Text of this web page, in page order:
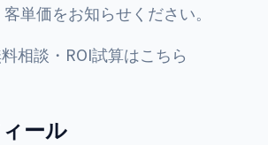
単価をお知らせください。
相談・ROI試算はこちら
ール